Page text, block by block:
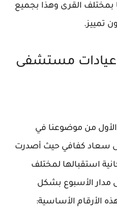
بمختلف القرى وهذا بجميع
تمييز.
عيادات مستشفى
من موضوعنا في
سعاد كفافي حيث أصدرت
استقبالها لمختلف
مدار الأسبوع بشكل
الأرقام الأساسية: